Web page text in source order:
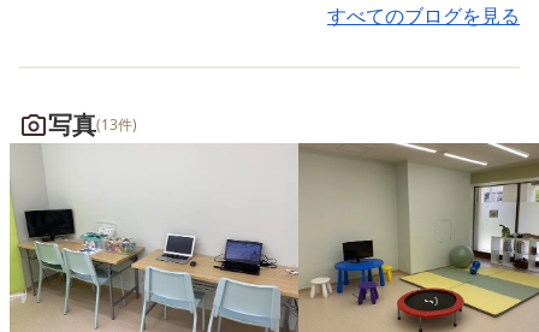
て練習を始める姿には感心さ
せられます！！ Kくんの意欲
と成長に、スタッフ一同とて
も嬉しく思っています☺
近くの公園へのお出かけ
なりました(^_-)-☆ 保護
ました！ 新学期がスタ
し、夏休みの楽しい気分
一転、朝の早起きや学校
のリズムに体を戻すのは
単ではないかもしれませ
「学校行きたくないな…
すべてのブログを見る
写真(13件)